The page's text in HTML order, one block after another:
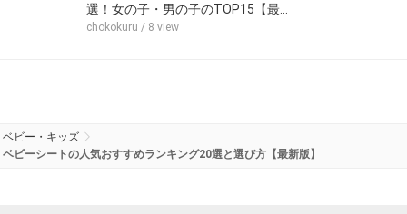
選！女の子・男の子のTOP15【最…
chokokuru / 8 view
ベビー・キッズ
ベビーシートの人気おすすめランキング20選と選び方【最新版】